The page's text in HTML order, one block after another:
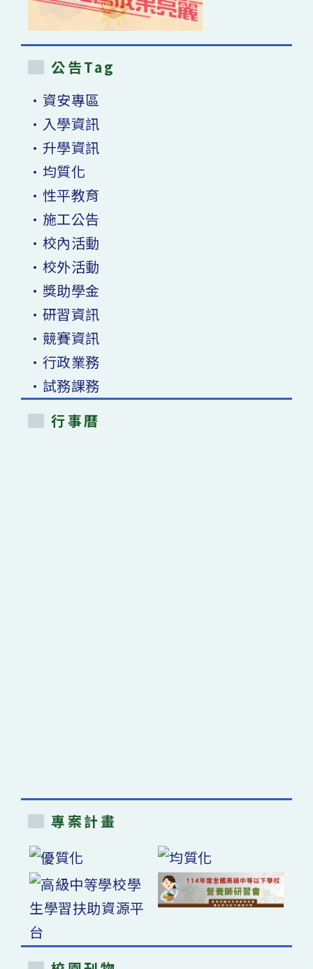
公告Tag
•資安專區
•入學資訊
•升學資訊
•均質化
•性平教育
•施工公告
•校內活動
•校外活動
•獎助學金
•研習資訊
•競賽資訊
•行政業務
•試務課務
行事曆
專案計畫